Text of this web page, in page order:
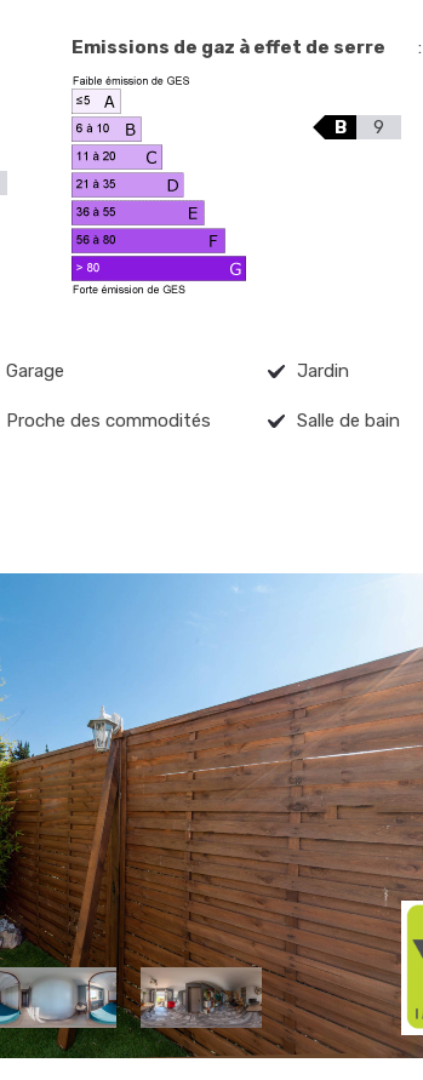
Emissions de gaz à effet de serre
9
B
:
Garage Jardin
Proche des commodités Salle de bain